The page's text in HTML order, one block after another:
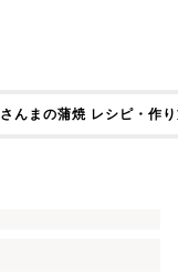
さんまの蒲焼 レシピ・作